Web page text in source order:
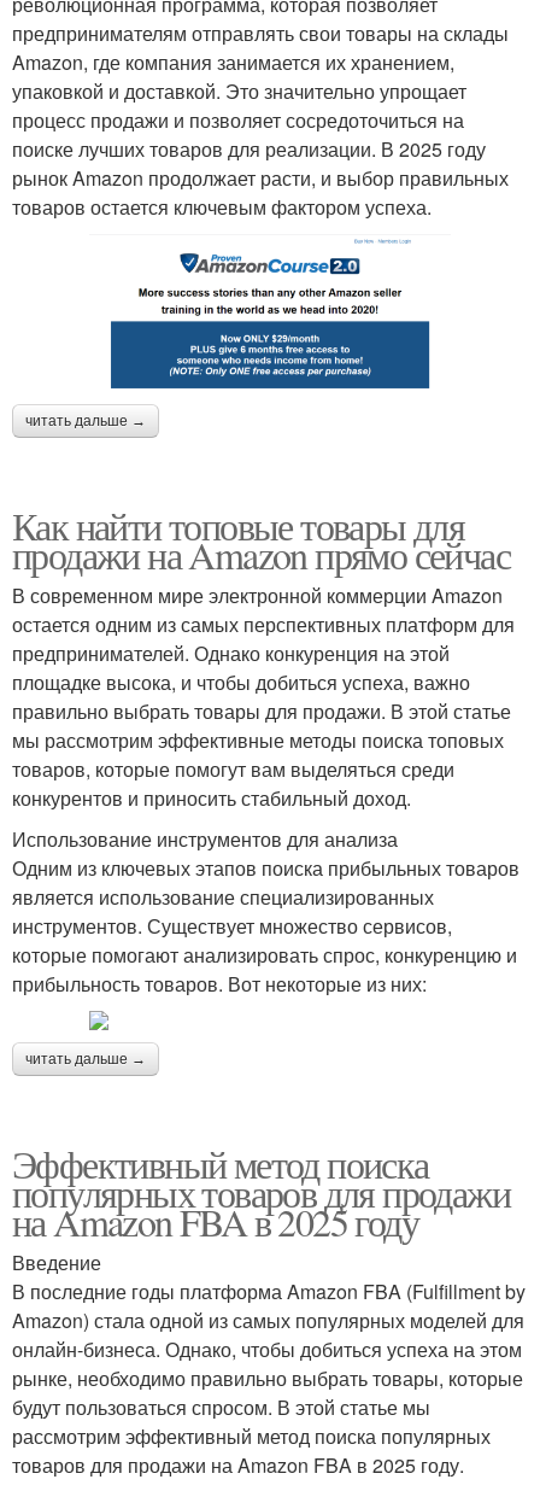
предпринимателям отправлять свои товары на склады
Amazon, где компания занимается их хранением,
упаковкой и доставкой. Это значительно упрощает
процесс продажи и позволяет сосредоточиться на
поиске лучших товаров для реализации. В 2025 году
рынок Amazon продолжает расти, и выбор правильных
товаров остается ключевым фактором успеха.
читать дальше →
Как найти топовые товары для
продажи на Amazon прямо сейчас
В современном мире электронной коммерции Amazon
остается одним из самых перспективных платформ для
предпринимателей. Однако конкуренция на этой
площадке высока, и чтобы добиться успеха, важно
правильно выбрать товары для продажи. В этой статье
мы рассмотрим эффективные методы поиска топовых
товаров, которые помогут вам выделяться среди
конкурентов и приносить стабильный доход.
Использование инструментов для анализа
Одним из ключевых этапов поиска прибыльных товаров
является использование специализированных
инструментов. Существует множество сервисов,
которые помогают анализировать спрос, конкуренцию и
прибыльность товаров. Вот некоторые из них:
читать дальше →
Эффективный метод поиска
популярных товаров для продажи
на Amazon FBA в 2025 году
Введение
В последние годы платформа Amazon FBA (Fulfillment by
Amazon) стала одной из самых популярных моделей для
онлайн-бизнеса. Однако, чтобы добиться успеха на этом
рынке, необходимо правильно выбрать товары, которые
будут пользоваться спросом. В этой статье мы
рассмотрим эффективный метод поиска популярных
товаров для продажи на Amazon FBA в 2025 году.